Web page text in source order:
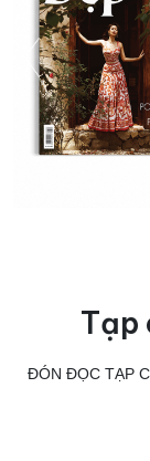
Tạp
ĐÓN ĐỌC TẠP